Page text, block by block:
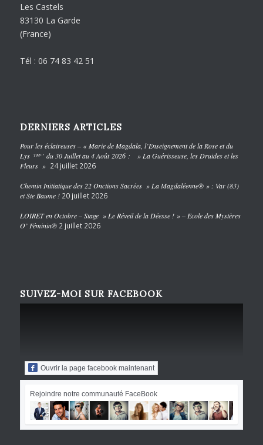
Les Castels
83130 La Garde
(France)
Tél : 06 74 83 42 51
DERNIERS ARTICLES
Pour les éclaireuses – « Marie de Magdala, l’Enseignement de la Rose et du
Lys ™‘’ du 30 Juillet au 4 Août 2026 : » La Guérisseuse, les Druides et les
Fleurs » 24 juillet 2026
Chemin Initiatique des 22 Onctions Sacrées » La Magdaléenne® » : Var (83)
et Ste Baume ! 20 juillet 2026
LOIRET en Octobre – Stage » Le Réveil de la Déesse ! » – Ecole des Mystères
O’ Féminin® 2 juillet 2026
SUIVEZ-MOI SUR FACEBOOK
Ouvrir la page facebook maintenant
Rejoindre notre communauté FaceBook